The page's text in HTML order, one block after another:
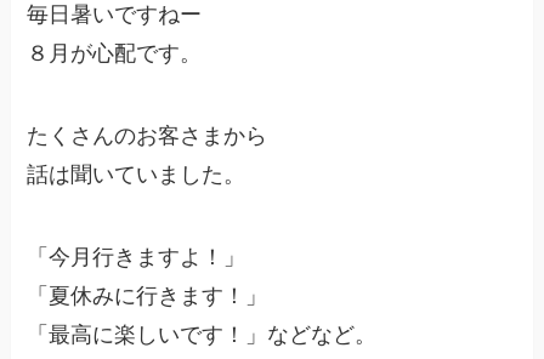
毎日暑いですねー
８月が心配です。
たくさんのお客さまから
話は聞いていました。
「今月行きますよ！」
「夏休みに行きます！」
「最高に楽しいです！」などなど。